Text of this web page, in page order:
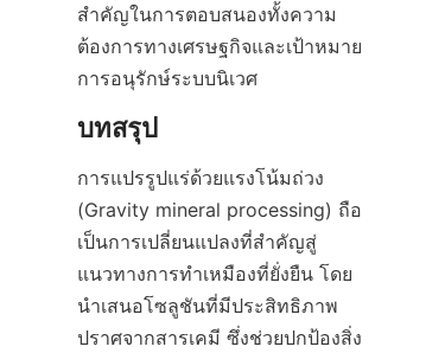
สำคัญในการตอบสนองทั้งความ
ต้องการทางเศรษฐกิจและเป้าหมาย
การอนุรักษ์ระบบนิเวศ
การแปรรูปแร่ด้วยแรงโน้มถ่วง
(Gravity mineral processing) ถือ
เป็นการเปลี่ยนแปลงที่สำคัญสู่
แนวทางการทำเหมืองที่ยั่งยืน โดย
นำเสนอโซลูชันที่มีประสิทธิภาพ
ปราศจากสารเคมี ซึ่งช่วยปกป้องสิ่ง